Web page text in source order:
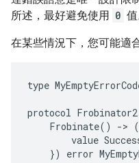
所述，最好避免使用
0 值
在某些情況下，您可能適
type
protocol Frobinator2
Frobinate() -> (
value
})
error